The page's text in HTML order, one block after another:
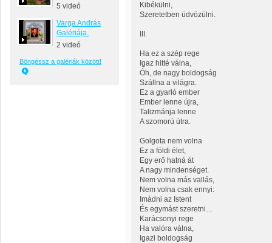
5 videó
Varga András
Galériája.
2 videó
Böngéssz a galériák között!
Kibékülni,
Szeretetben üdvözülni.
III.
Ha ez a szép rege
Igaz hitté válna,
Óh, de nagy boldogság
Szállna a világra.
Ez a gyarló ember
Ember lenne újra,
Talizmánja lenne
A szomorú útra.
Golgota nem volna
Ez a földi élet,
Egy erő hatná át
A nagy mindenséget.
Nem volna más vallás,
Nem volna csak ennyi:
Imádni az Istent
És egymást szeretni…
Karácsonyi rege
Ha valóra válna,
Igazi boldogság